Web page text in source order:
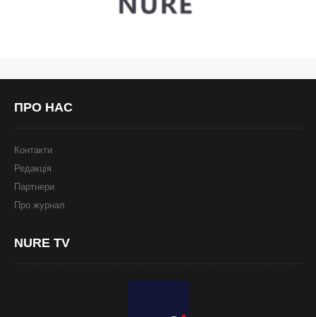
ПРО НАС
Контакти
Редакція
Партнери
Про журнал
NURE TV